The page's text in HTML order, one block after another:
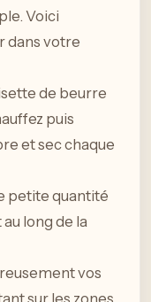
Voici
dans votre
de beurre
puis
et sec chaque
petite quantité
long de la
vos
sur les zones